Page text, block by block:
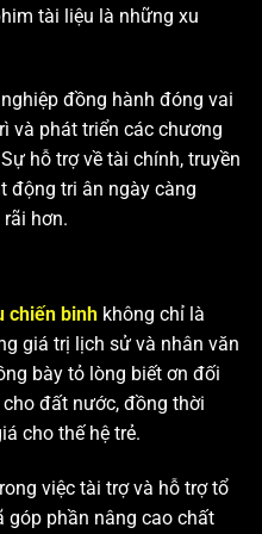
tài liệu là những xu
đồng hành đóng vai
và phát triển các chương
hỗ trợ về tài chính, truyền
động tri ân ngày càng
hơn.
chiến binh không chỉ là
giá trị lịch sử và nhân văn
bày tỏ lòng biết ơn đối
đất nước, đồng thời
cho thế hệ trẻ.
việc tài trợ và hỗ trợ tổ
góp phần nâng cao chất